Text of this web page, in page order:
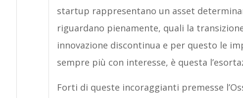
startup rappresentano un asset
riguardano pienamente, quali la
innovazione discontinua e per questo le
sempre più con interesse, è questa
Forti di queste incoraggianti premesse